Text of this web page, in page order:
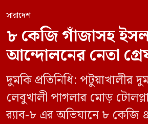
সারাদেশ
৮ কেজি গাঁজাসহ
আন্দোলনের নেতা
দুমকি প্রতিনিধি: পটুয়াখালীর
লেবুখালী পাগলার মোড়
র‍্যাব-৮ এর অভিযানে ৮ কেজি